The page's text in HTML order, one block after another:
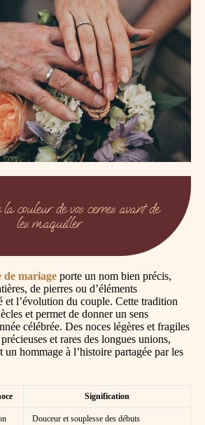
couleur de vos cernes avant de
les maquiller
de mariage porte un nom bien précis,
de pierres ou d’éléments
et l’évolution du couple. Cette tradition
et permet de donner un sens
célébrée. Des noces légères et fragiles
et rares des longues unions,
un hommage à l’histoire partagée par les
Signification
Douceur et souplesse des débuts